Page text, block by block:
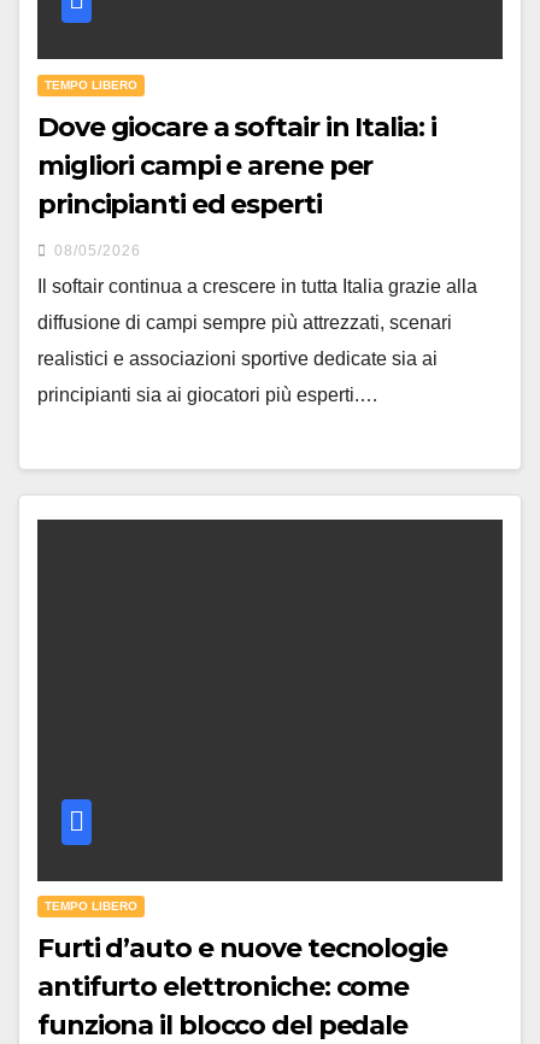
TEMPO LIBERO
Dove giocare a softair in Italia: i
migliori campi e arene per
principianti ed esperti
08/05/2026
Il softair continua a crescere in tutta Italia grazie alla
diffusione di campi sempre più attrezzati, scenari
realistici e associazioni sportive dedicate sia ai
principianti sia ai giocatori più esperti.…
TEMPO LIBERO
Furti d’auto e nuove tecnologie
antifurto elettroniche: come
funziona il blocco del pedale